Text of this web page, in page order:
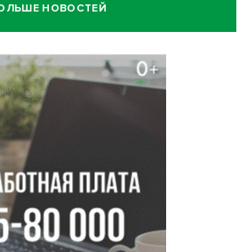
новосибирцам на
пострадали в ДТП с
Тарасенко вернулся к брату в
десятку» для эвакуации
НОВОСТЕЙ